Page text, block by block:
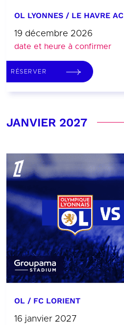
OL LYONNES / LE HAVRE AC
19 décembre 2026
date et heure à confirmer
RÉSERVER
JANVIER 2027
OL / FC LORIENT
16 janvier 2027